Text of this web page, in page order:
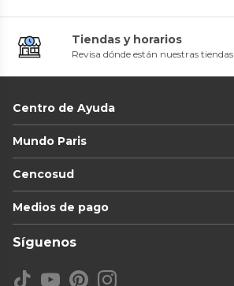
Tiendas y horarios
Revisa dónde están nuestras tiendas
Centro de Ayuda
Mundo Paris
Cencosud
Medios de pago
Síguenos